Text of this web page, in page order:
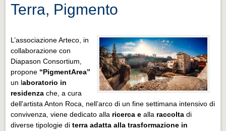
Terra, Pigmento
L’associazione Arteco, in
collaborazione con
Diapason Consortium,
propone “PigmentArea”
un laboratorio in
residenza che, a cura
dell'artista Anton Roca, nell’arco di un fine settimana intensivo di
convivenza, viene dedicato alla ricerca e alla raccolta di
diverse tipologie diterra adatta alla trasformazione in